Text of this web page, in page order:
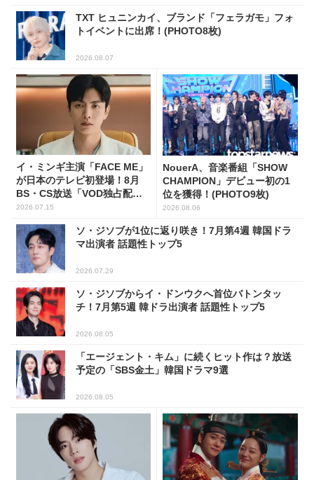
TXT ヒュニンカイ、ブランド「フェラガモ」フォ
トイベントに出席！(PHOTO8枚)
2026.08.07
イ・ミンギ主演「FACE ME」
が日本のテレビ初登場！8月
BS・CS放送「VOD独占配
信」韓ドラ11選
2026.07.15
NouerA、音楽番組「SHOW
CHAMPION」デビュー初の1
位を獲得！(PHOTO9枚)
2026.08.06
ソ・ジソブが1位に返り咲き！7月第4週 韓国ドラ
マ出演者 話題性トップ5
2026.07.29
ソ・ジソブからイ・ドンウクへ首位バトンタッ
チ！7月第5週 韓ドラ出演者 話題性トップ5
2026.08.05
「エージェント・キム」に続くヒット作は？放送
予定の「SBS金土」韓国ドラマ9選
2026.08.05